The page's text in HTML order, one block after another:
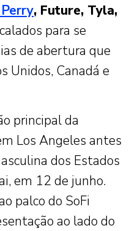
, Future, Tyla,
para se
de abertura que
Unidos, Canadá e
principal da
Los Angeles antes
dos Estados
em 12 de junho.
palco do SoFi
ao lado do